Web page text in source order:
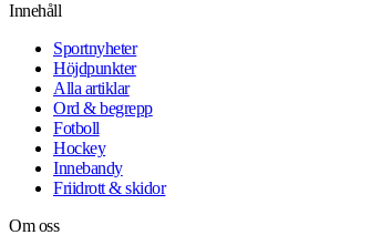
Innehåll
Sportnyheter
Höjdpunkter
Alla artiklar
Ord & begrepp
Fotboll
Hockey
Innebandy
Friidrott & skidor
Om oss